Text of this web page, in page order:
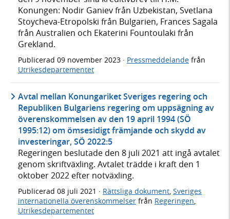
Konungen: Nodir Ganiev från Uzbekistan, Svetlana
Stoycheva-Etropolski från Bulgarien, Frances Sagala
från Australien och Ekaterini Fountoulaki från
Grekland.
Publicerad 09 november 2023 · Pressmeddelande från
Utrikesdepartementet
Avtal mellan Konungariket Sveriges regering och
Republiken Bulgariens regering om uppsägning av
överenskommelsen av den 19 april 1994 (SÖ
1995:12) om ömsesidigt främjande och skydd av
investeringar, SÖ 2022:5
Regeringen beslutade den 8 juli 2021 att ingå avtalet
genom skriftväxling. Avtalet trädde i kraft den 1
oktober 2022 efter notväxling.
Publicerad 08 juli 2021 · Rättsliga dokument, Sveriges
internationella överenskommelser från Regeringen,
Utrikesdepartementet